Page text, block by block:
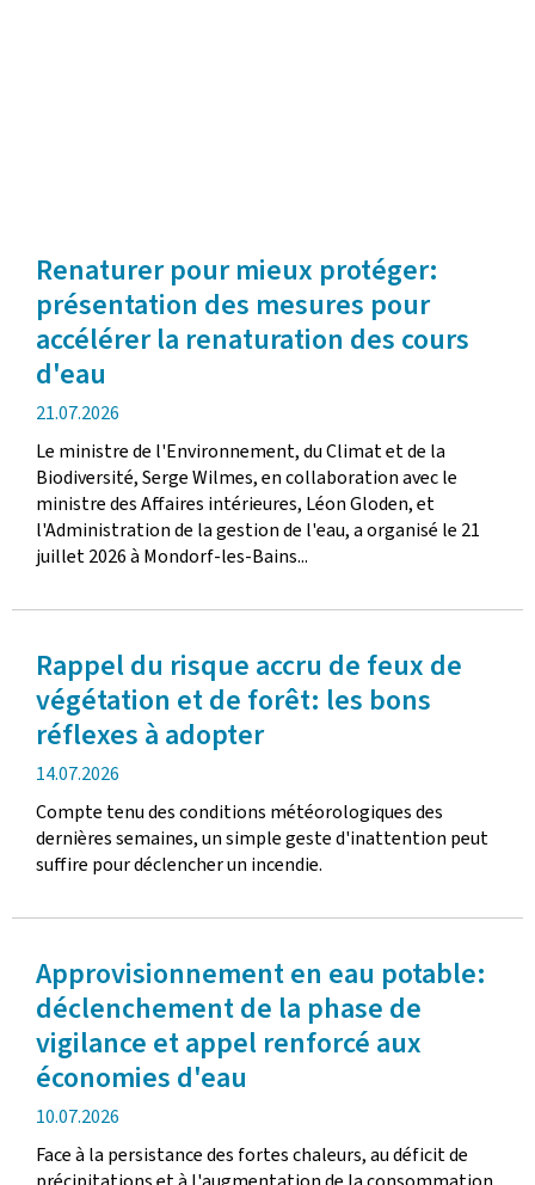
Renaturer pour mieux protéger:
présentation des mesures pour
accélérer la renaturation des cours
d'eau
date
de
publication
21.07.2026
Le ministre de l'Environnement, du Climat et de la
Biodiversité, Serge Wilmes, en collaboration avec le
ministre des Affaires intérieures, Léon Gloden, et
l'Administration de la gestion de l'eau, a organisé le 21
juillet 2026 à Mondorf-les-Bains...
Rappel du risque accru de feux de
végétation et de forêt: les bons
réflexes à adopter
date
de
publication
14.07.2026
Compte tenu des conditions météorologiques des
dernières semaines, un simple geste d'inattention peut
suffire pour déclencher un incendie.
Approvisionnement en eau potable:
déclenchement de la phase de
vigilance et appel renforcé aux
économies d'eau
date
de
publication
10.07.2026
Face à la persistance des fortes chaleurs, au déficit de